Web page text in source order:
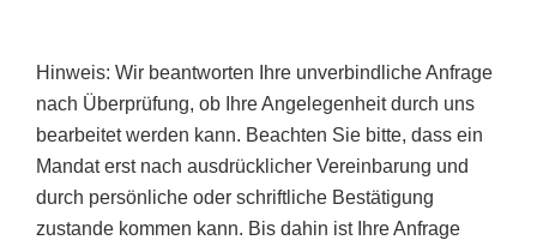
Hinweis: Wir beantworten Ihre unverbindliche Anfrage
nach Überprüfung, ob Ihre Angelegenheit durch uns
bearbeitet werden kann. Beachten Sie bitte, dass ein
Mandat erst nach ausdrücklicher Vereinbarung und
durch persönliche oder schriftliche Bestätigung
zustande kommen kann. Bis dahin ist Ihre Anfrage